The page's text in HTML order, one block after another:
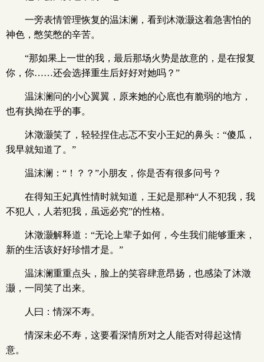
一旁表情管理恢复的温沫澜，看到沐澂灏这着急害怕的
神色，憋笑憋的辛苦。
“那如果上一世的我，最后那场火势是故意的，是在报复
你，你……还会选择重生后好好对她吗？”
温沫澜问的小心翼翼，原来她的心底也有脆弱的地方，
也有执拗在乎的事。
沐澂灏笑了，轻轻捏住忐忑不安小王妃的鼻头：“傻瓜，
我早就知道了。”
温沫澜：“！？？”小朋友，你是否有很多问号？
在得知王妃真性情时就知道，王妃是那种“人不犯我，我
不犯人，人若犯我，虽远必究”的性格。
沐澂灏解释道：“无论上辈子如何，今生我们能够重来，
新的生活该好好珍惜才是。”
温沫澜重重点头，脸上的笑容肆意昂扬，也感染了沐澂
灏，一同笑了出来。
人曰：情深不寿。
情深未必不寿，这要看深情所对之人能否对得起这情
意。